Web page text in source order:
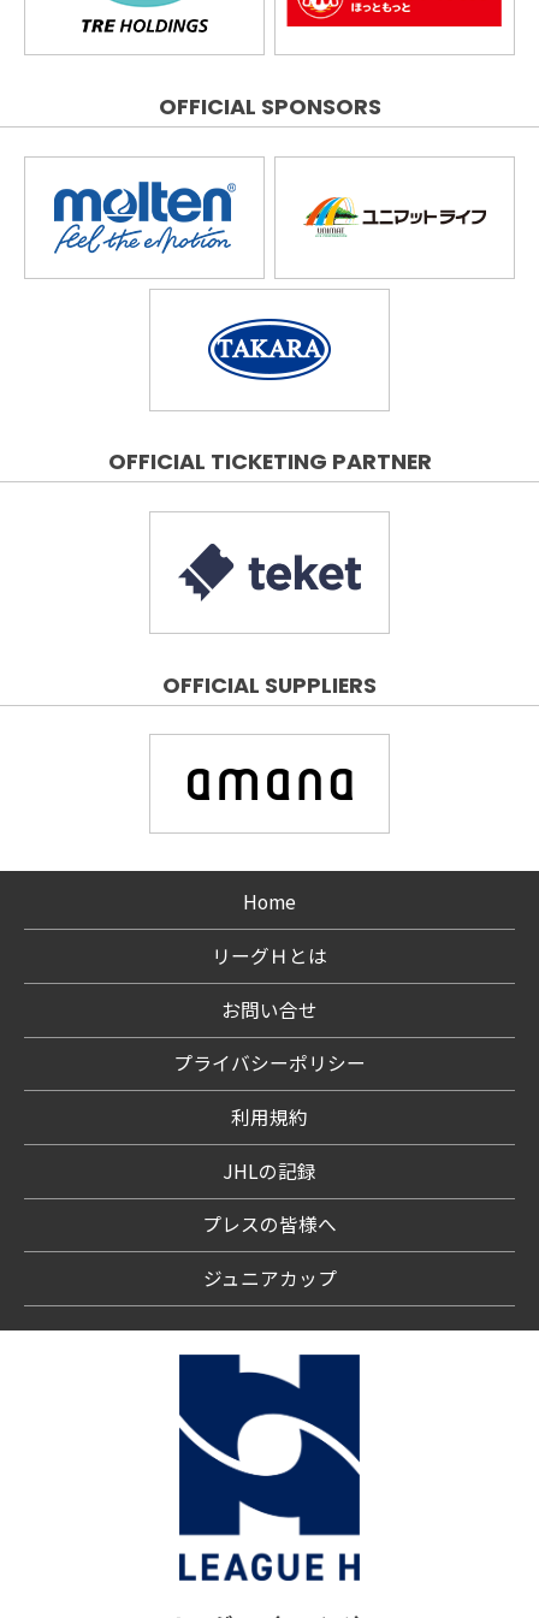
OFFICIAL SPONSORS
OFFICIAL TICKETING PARTNER
OFFICIAL SUPPLIERS
Home
リーグＨとは
お問い合せ
プライバシーポリシー
利用規約
JHLの記録
プレスの皆様へ
ジュニアカップ